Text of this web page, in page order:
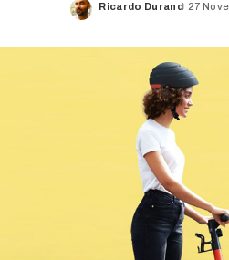
Posted
Ricardo Durand 27